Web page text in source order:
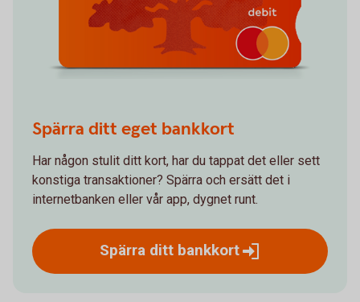
Spärra ditt eget bankkort
Har någon stulit ditt kort, har du tappat det eller sett
konstiga transaktioner? Spärra och ersätt det i
internetbanken eller vår app, dygnet runt.
Spärra ditt bankkort